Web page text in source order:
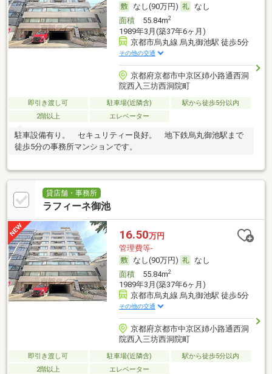
なし(90万円)
なし
面積55.84m2
1989年3月(築37年6ヶ月)
京都市烏丸線 烏丸御池駅 徒歩5分
その他の交通
京都府京都市中京区姉小路通西洞
院西入三坊西洞院町
即引き渡し可 駐車場(近隣含)
駅から徒歩5分以内
2階以上
エレベーター
駐車設備有り。 セキュリティー良好。 地下鉄烏丸御池駅まで
徒歩5分の事務所マンションです。
貸店舗・事務所
ラフィーネ御池
16.50万円
管理費等-
なし(90万円)
なし
面積55.84m2
1989年3月(築37年6ヶ月)
京都市烏丸線 烏丸御池駅 徒歩5分
その他の交通
京都府京都市中京区姉小路通西洞
院西入三坊西洞院町
即引き渡し可 駐車場(近隣含)
駅から徒歩5分以内
2階以上
エレベーター